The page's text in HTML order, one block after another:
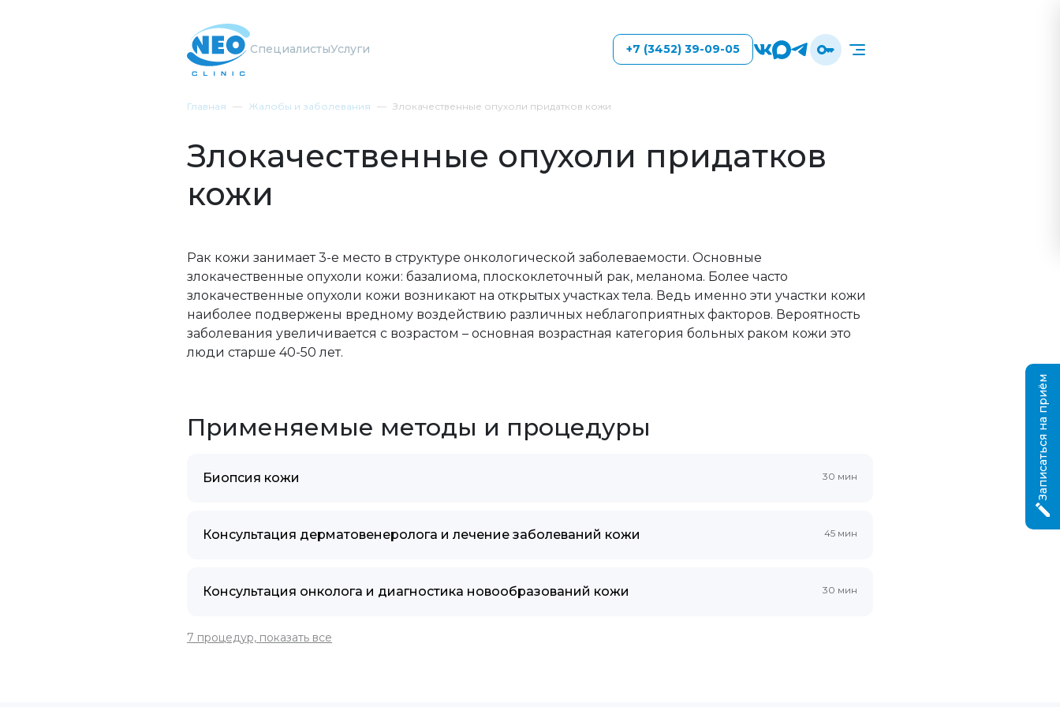
СпециалистыУслуги +7 (3452) 39-09-05
Главная Жалобы и заболевания Злокачественные опухоли придатков кожи
Злокачественные опухоли придатков
кожи
Рак кожи занимает 3-е место в структуре онкологической заболеваемости. Основные
злокачественные опухоли кожи: базалиома, плоскоклеточный рак, меланома. Более часто
злокачественные опухоли кожи возникают на открытых участках тела. Ведь именно эти участки кожи
наиболее подвержены вредному воздействию различных неблагоприятных факторов. Вероятность
заболевания увеличивается с возрастом – основная возрастная категория больных раком кожи это
люди старше 40-50 лет.
Применяемые методы и процедуры
Биопсия кожи 30 мин
Консультация дерматовенеролога и лечение заболеваний кожи 45 мин
Консультация онколога и диагностика новообразований кожи 30 мин
7 процедур, показать все
Записаться на приём